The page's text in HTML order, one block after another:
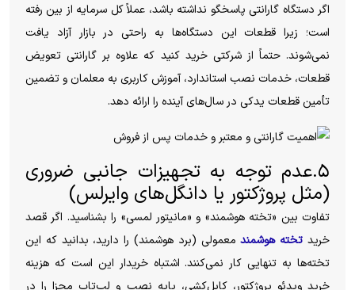
اگر دستگاه گارانتی پاسخگو نداشته باشد، عملاً کل سرمایه از بین رفته
است؛ زیرا قطعات این دستگاه‌ها به راحتی در بازار آزاد یافت
نمی‌شوند. حتماً از شرکتی خرید کنید که علاوه بر گارانتی تعویض
قطعات، خدمات نصب استاندارد، آموزش کاربری به معلمان و تضمین
تأمین قطعات یدکی در سال‌های آینده را ارائه دهد.
۵.عدم توجه به تجهیزات جانبی ضروری
(مثل پروژکتور یا دانگل‌های وایرلس)
تفاوت بین «تخته هوشمند» و «مانیتور لمسی» را بشناسید. اگر قصد
خرید تخته هوشمندمعمولی (برد هوشمند) را دارید، بدانید که این
تخته‌ها به تنهایی کار نمی‌کنند. اشتباه خریدار این است که هزینه
خرید ویدئو پروژکتور، کابل‌کشی، پایه نصب و لپ‌تاپ مجزا را در